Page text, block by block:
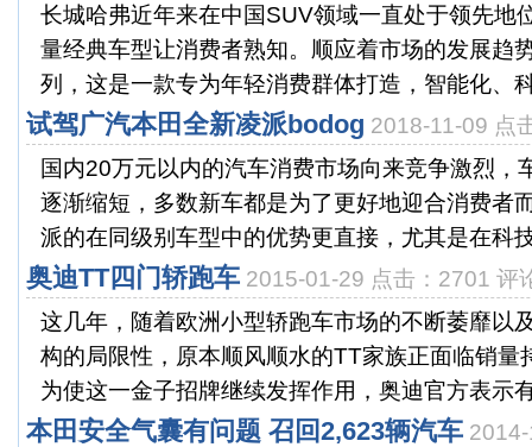
长城哈弗近年来在中国SUV领域一直处于领先地
量经典车型让消费者熟知。顺应着市场的发展趋
列，这是一款专为年轻消费群体打造，智能化、
试驾广汽本田全新凌派bodog 2018-11-09 点
国内20万元以内的汽车消费市场向来竞争激烈，
逐渐缩短，多数新车都是为了更好地迎合消费者
派的在同级别车型中的优势更直接，尤其是在科
奥迪TT四门轿跑车 2015-01-29 点击：2701 评
这几年，随着欧洲小型轿跑车市场的不断萎靡以
构的局限性，原本顺风顺水的TT家族正面临销量
为使这一金子招牌继续发挥作用，奥迪官方表示
本田安全气囊有问题 召回2,623辆汽车